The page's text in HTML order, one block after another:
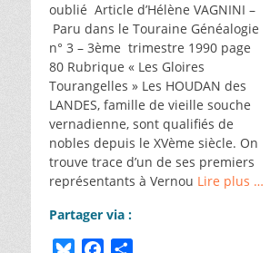
oublié Article d’Hélène VAGNINI –
Paru dans le Touraine Généalogie
n° 3 – 3ème trimestre 1990 page
80 Rubrique « Les Gloires
Tourangelles » Les HOUDAN des
LANDES, famille de vieille souche
vernadienne, sont qualifiés de
nobles depuis le XVème siècle. On
trouve trace d’un de ses premiers
représentants à Vernou Lire plus …
Partager via :